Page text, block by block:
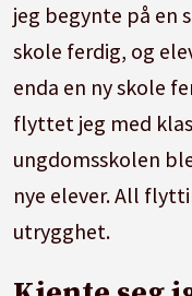
jeg begynte på en
skole ferdig, og
enda en ny skole
flyttet jeg med
ungdomsskolen
nye elever. All
utrygghet.